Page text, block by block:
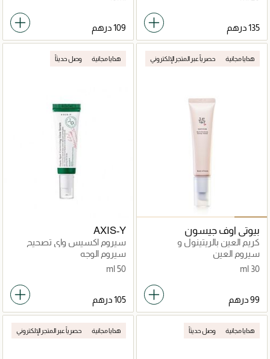
هدايا مجانية حصرياً عبر المتجر الإلكتروني
بيوتي اوف جيسون
كريم العين بالريتينول و
الجينسنغ
سيروم العين
30 ml
هدايا مجانية وصل حديثاً
AXIS-Y
سيروم اكسيس واي تصحيح
البقع الداكنة يعالج التصبغات
والنمش
سيروم الوجه
50 ml
هدايا مجانية وصل حديثاً هدايا مجانية حصرياً عبر المتجر الإلكتروني